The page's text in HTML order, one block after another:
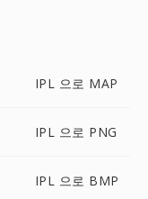
IPL 으로 MAP
IPL 으로 PNG
IPL 으로 BMP